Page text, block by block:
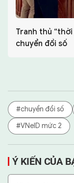
Tranh thủ
chuyển đổi số
#chuyển đổi số
#VNeID mức 2
Ý KIẾN CỦA